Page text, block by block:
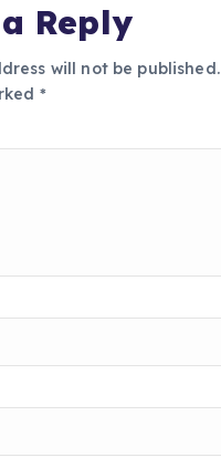
Reply
will not be published.
*